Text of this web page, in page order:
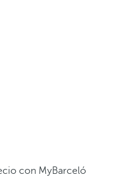
con MyBarceló